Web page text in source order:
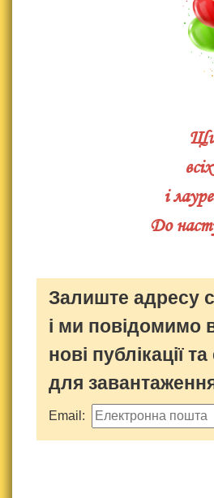
і
До
Залиште адресу
і ми повідомимо
нові публікації
для
Email: